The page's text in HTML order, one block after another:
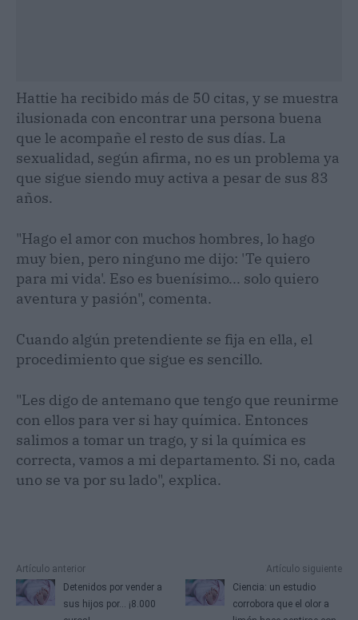
Hattie ha recibido más de 50 citas, y se muestra
ilusionada con encontrar una persona buena
que le acompañe el resto de sus días. La
sexualidad, según afirma, no es un problema ya
que sigue siendo muy activa a pesar de sus 83
años.
"Hago el amor con muchos hombres, lo hago
muy bien, pero ninguno me dijo: 'Te quiero
para mi vida'. Eso es buenísimo... solo quiero
aventura y pasión", comenta.
Cuando algún pretendiente se fija en ella, el
procedimiento que sigue es sencillo.
"Les digo de antemano que tengo que reunirme
con ellos para ver si hay química. Entonces
salimos a tomar un trago, y si la química es
correcta, vamos a mi departamento. Si no, cada
uno se va por su lado", explica.
Artículo anterior
Detenidos por vender a
sus hijos por... ¡8.000
Artículo siguiente
Ciencia: un estudio
corrobora que el olor a